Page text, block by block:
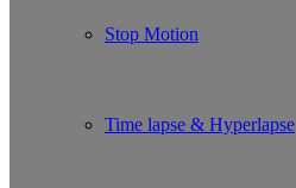
Stop Motion
Time lapse & Hyperlapse